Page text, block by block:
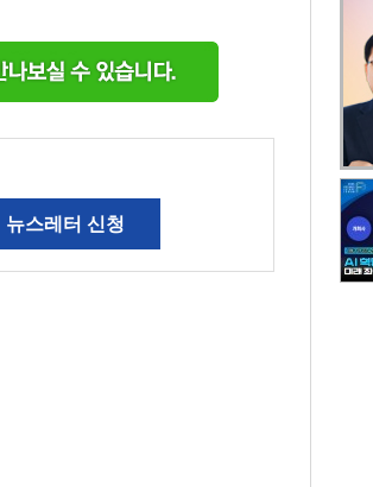
뉴스레터 신청